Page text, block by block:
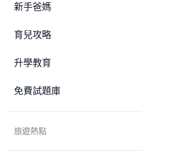
新手爸媽
育兒攻略
升學教育
免費試題庫
旅遊熱點